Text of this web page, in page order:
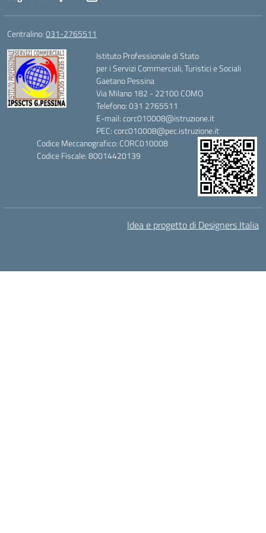
Centralino:031-2765511
Istituto Professionale di Stato
per i Servizi Commerciali, Turistici e Sociali
Gaetano Pessina
Via Milano 182 - 22100 COMO
Telefono: 031 2765511
E-mail: corc010008@istruzione.it
PEC: corc010008@pec.istruzione.it
Codice Meccanografico: CORC010008
Codice Fiscale: 80014420139
Idea e progetto di Designers Italia